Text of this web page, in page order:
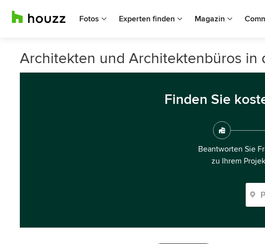
Fotos Experten finden Magazin
Architekten und Architektenbüros in
Finden Sie
Beantworten Sie
zu Ihrem